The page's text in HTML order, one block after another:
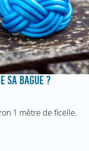
SA BAGUE ?
1 mètre de ficelle.